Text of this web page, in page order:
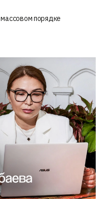
порядке